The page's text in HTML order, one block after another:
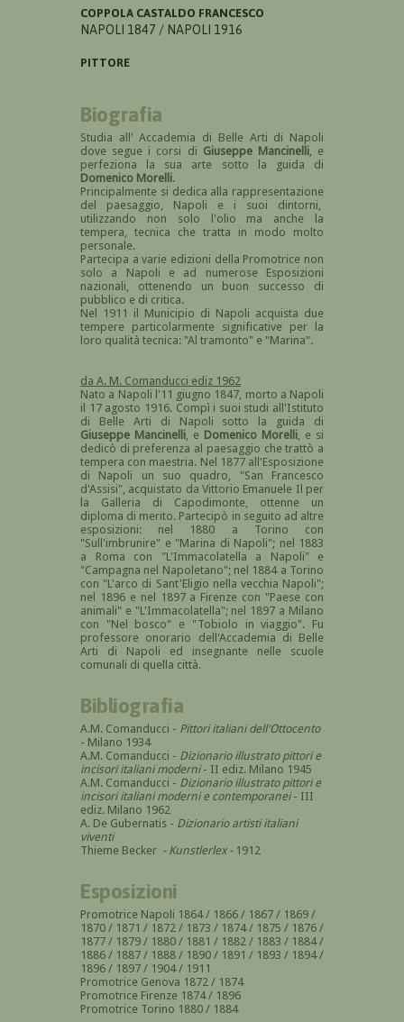
COPPOLA CASTALDO FRANCESCO
NAPOLI 1847 / NAPOLI 1916
PITTORE
Biografia
Studia all' Accademia di Belle Arti di Napoli
dove segue i corsi di Giuseppe Mancinelli, e
perfeziona la sua arte sotto la guida di
Domenico Morelli.
Principalmente si dedica alla rappresentazione
del paesaggio, Napoli e i suoi dintorni,
utilizzando non solo l'olio ma anche la
tempera, tecnica che tratta in modo molto
personale.
Partecipa a varie edizioni della Promotrice non
solo a Napoli e ad numerose Esposizioni
nazionali, ottenendo un buon successo di
pubblico e di critica.
Nel 1911 il Municipio di Napoli acquista due
tempere particolarmente significative per la
loro qualità tecnica: "Al tramonto" e "Marina".
da A. M. Comanducci ediz 1962
Nato a Napoli l'11 giugno 1847, morto a Napoli
il 17 agosto 1916. Compì i suoi studi all'Istituto
di Belle Arti di Napoli sotto la guida di
Giuseppe Mancinelli , e Domenico Morelli , e si
dedicò di preferenza al paesaggio che trattò a
tempera con maestria. Nel 1877 all'Esposizione
di Napoli un suo quadro, "San Francesco
d'Assisi", acquistato da Vittorio Emanuele Il per
la Galleria di Capodimonte, ottenne un
diploma di merito. Partecipò in seguito ad altre
esposizioni: nel 1880 a Torino con
"Sull'imbrunire" e "Marina di Napoli"; nel 1883
a Roma con "L'Immacolatella a Napoli" e
"Campagna nel Napoletano"; nel 1884 a Torino
con "L'arco di Sant'Eligio nella vecchia Napoli";
nel 1896 e nel 1897 a Firenze con "Paese con
animali" e "L'Immacolatella"; nel 1897 a Milano
con "Nel bosco" e "Tobiolo in viaggio". Fu
professore onorario dell'Accademia di Belle
Arti di Napoli ed insegnante nelle scuole
comunali di quella città.
Bibliografia
A.M. Comanducci - Pittori italiani dell'Ottocento
- Milano 1934
A.M. Comanducci - Dizionario illustrato pittori e
incisori italiani moderni- II ediz. Milano 1945
A.M. Comanducci - Dizionario illustrato pittori e
incisori italiani moderni e contemporanei- III
ediz. Milano 1962
A. De Gubernatis - Dizionario artisti italiani
viventi
Thieme Becker - Kunstlerlex- 1912
Esposizioni
Promotrice Napoli 1864 / 1866 / 1867 / 1869 /
1870 / 1871 / 1872 / 1873 / 1874 / 1875 / 1876 /
1877 / 1879 / 1880 / 1881 / 1882 / 1883 / 1884 /
1886 / 1887 / 1888 / 1890 / 1891 / 1893 / 1894 /
1896 / 1897 / 1904 / 1911
Promotrice Genova 1872 / 1874
Promotrice Firenze 1874 / 1896
Promotrice Torino 1880 / 1884